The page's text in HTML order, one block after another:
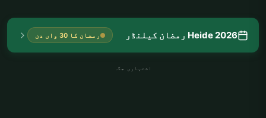
Heide 2026 رمضان کیلنڈر رمضان کا 30 واں دن
اشتہاری جگہ